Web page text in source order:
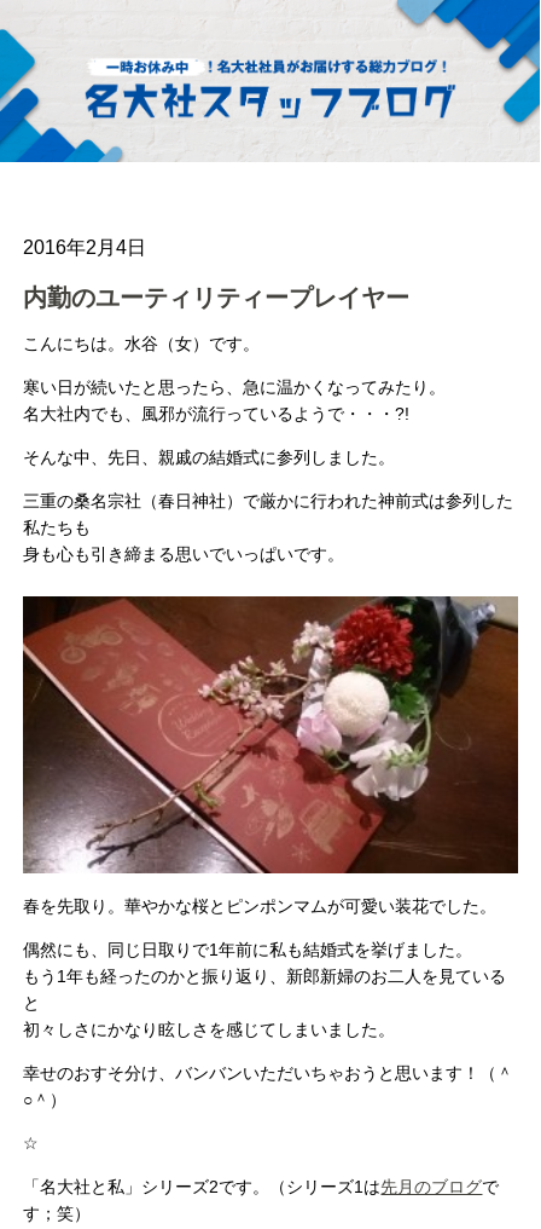
2016年2月4日
内勤のユーティリティープレイヤー
こんにちは。水谷（女）です。
寒い日が続いたと思ったら、急に温かくなってみたり。
名大社内でも、風邪が流行っているようで・・・?!
そんな中、先日、親戚の結婚式に参列しました。
三重の桑名宗社（春日神社）で厳かに行われた神前式は参列した
私たちも
身も心も引き締まる思いでいっぱいです。
春を先取り。華やかな桜とピンポンマムが可愛い装花でした。
偶然にも、同じ日取りで1年前に私も結婚式を挙げました。
もう1年も経ったのかと振り返り、新郎新婦のお二人を見ている
と
初々しさにかなり眩しさを感じてしまいました。
幸せのおすそ分け、バンバンいただいちゃおうと思います！（＾
○＾）
☆
「名大社と私」シリーズ2です。（シリーズ1は先月のブログで
す；笑）